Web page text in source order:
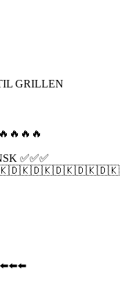
GRILLEN
✅✅✅